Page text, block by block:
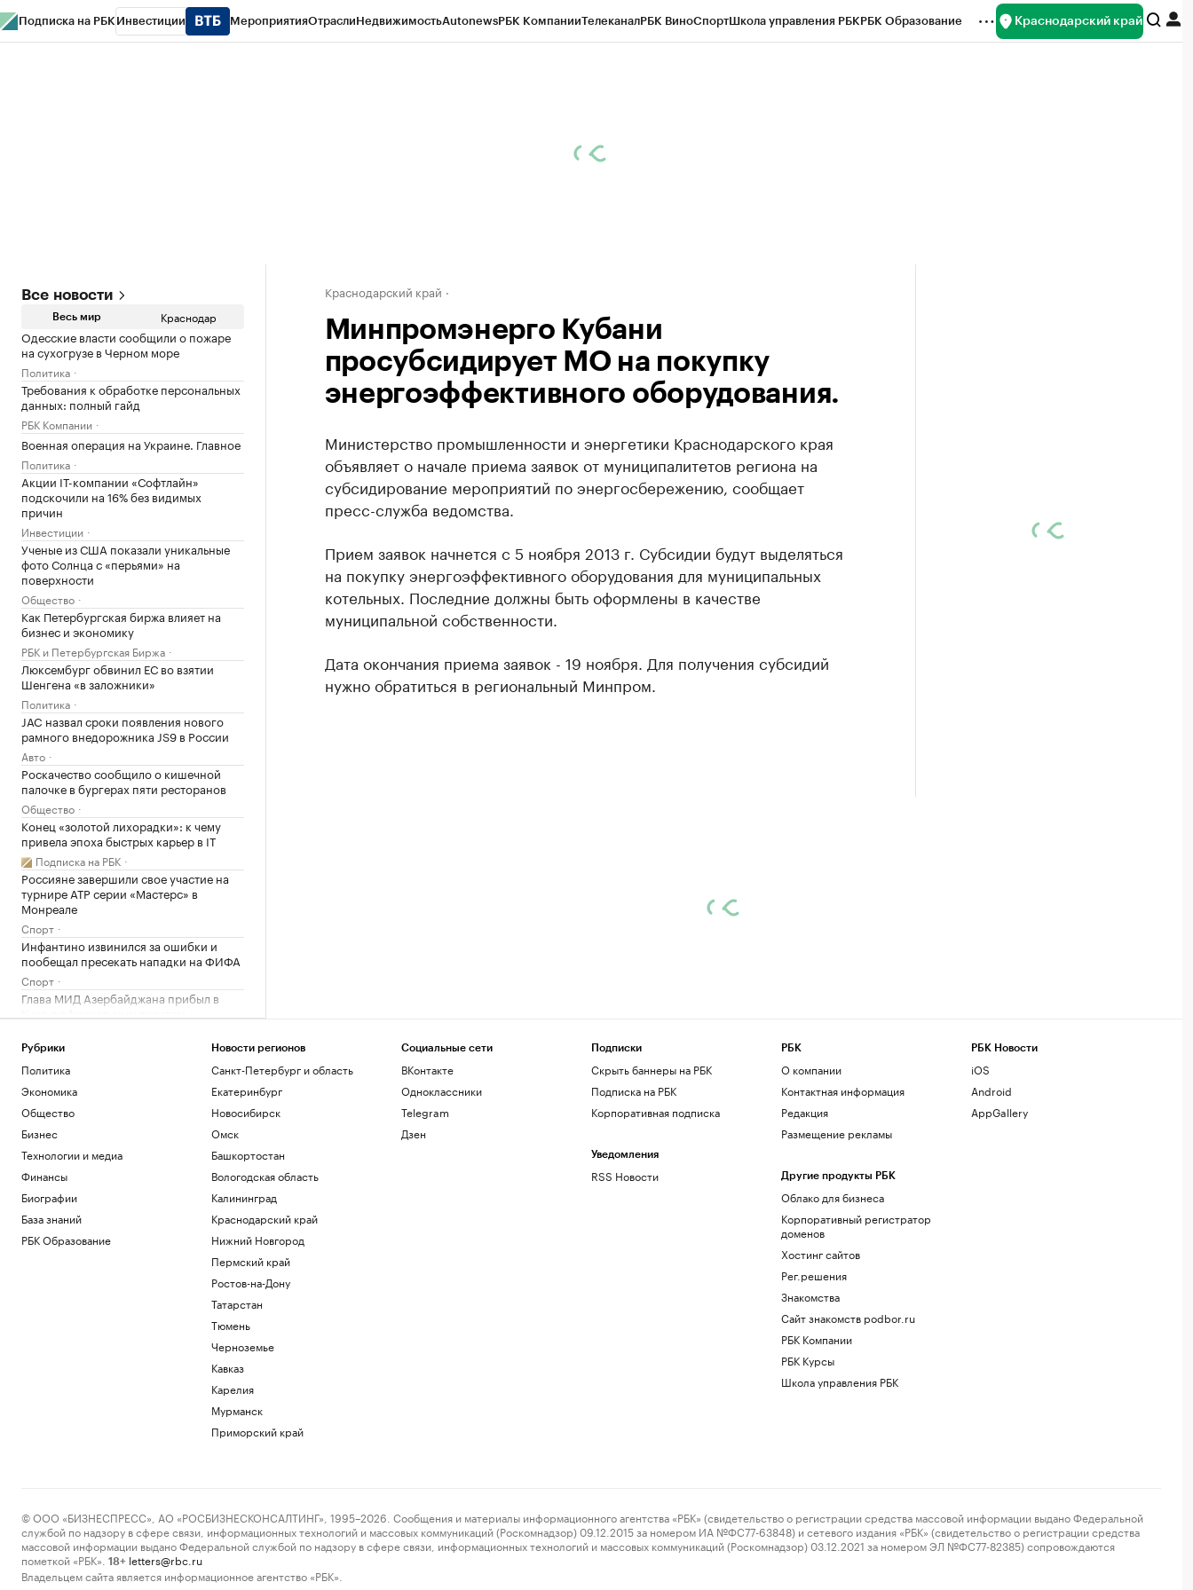
Подписка на РБК Инвестиции МероприятияОтраслиНедвижимостьAutonewsРБК КомпанииТелеканалРБК ВиноСпортШкола управления РБКРБК Образование Краснодарский край
Все новости
Весь мир Краснодар
Одесские власти сообщили о пожаре
на сухогрузе в Черном море
Политика
Требования к обработке персональных
данных: полный гайд
РБК Компании
Военная операция на Украине. Главное
Политика
Акции IT-компании «Софтлайн»
подскочили на 16% без видимых
причин
Инвестиции
Ученые из США показали уникальные
фото Солнца с «перьями» на
поверхности
Общество
Как Петербургская биржа влияет на
бизнес и экономику
РБК и Петербургская Биржа
Люксембург обвинил ЕС во взятии
Шенгена «в заложники»
Политика
JAC назвал сроки появления нового
рамного внедорожника JS9 в России
Авто
Роскачество сообщило о кишечной
палочке в бургерах пяти ресторанов
Общество
Конец «золотой лихорадки»: к чему
привела эпоха быстрых карьер в IT
Подписка на РБК
Россияне завершили свое участие на
турнире ATP серии «Мастерс» в
Монреале
Спорт
Инфантино извинился за ошибки и
пообещал пресекать нападки на ФИФА
Спорт
Глава МИД Азербайджана прибыл в
Politico сообщило об отключениях в ЕС
биометрии на границе из-за очередей
Общество
лоукостеров сообщил о кризисе
отрасли
Бизнес
Почему электромобили дешевеют
быстрее машин с ДВС
Подписка на РБК
Подведены итоги конкурса
«Перспективная концепция
маневрового локомотива»
В Приморье задержали подростков,
Акции «Русагро» обвалились почти на
Краснодарский край
Минпромэнерго Кубани
просубсидирует МО на покупку
энергоэффективного оборудования.
Министерство промышленности и энергетики Краснодарского края
объявляет о начале приема заявок от муниципалитетов региона на
субсидирование мероприятий по энергосбережению, сообщает
пресс-служба ведомства.
Прием заявок начнется с 5 ноября 2013 г. Субсидии будут выделяться
на покупку энергоэффективного оборудования для муниципальных
котельных. Последние должны быть оформлены в качестве
муниципальной собственности.
Дата окончания приема заявок - 19 ноября. Для получения субсидий
нужно обратиться в региональный Минпром.
Рубрики
Политика
Экономика
Общество
Бизнес
Технологии и медиа
Финансы
Биографии
База знаний
РБК Образование
Новости регионов
Санкт-Петербург и область
Екатеринбург
Новосибирск
Омск
Башкортостан
Вологодская область
Калининград
Краснодарский край
Нижний Новгород
Пермский край
Ростов-на-Дону
Татарстан
Тюмень
Черноземье
Кавказ
Карелия
Мурманск
Приморский край
Социальные сети
ВКонтакте
Одноклассники
Telegram
Дзен
Подписки
Скрыть баннеры на РБК
Подписка на РБК
Корпоративная подписка
Уведомления
RSS Новости
РБК
О компании
Контактная информация
Редакция
Размещение рекламы
Другие продукты РБК
Облако для бизнеса
Корпоративный регистратор
доменов
Хостинг сайтов
Рег.решения
Знакомства
Сайт знакомств podbor.ru
РБК Компании
РБК Курсы
Школа управления РБК
РБК Новости
iOS
Android
AppGallery
© ООО «БИЗНЕСПРЕСС», АО «РОСБИЗНЕСКОНСАЛТИНГ», 1995–2026. Сообщения и материалы информационного агентства «РБК» (свидетельство о регистрации средства массовой информации выдано Федеральной
службой по надзору в сфере связи, информационных технологий и массовых коммуникаций (Роскомнадзор) 09.12.2015 за номером ИА №ФС77-63848) и сетевого издания «РБК» (свидетельство о регистрации средства
массовой информации выдано Федеральной службой по надзору в сфере связи, информационных технологий и массовых коммуникаций (Роскомнадзор) 03.12.2021 за номером ЭЛ №ФС77-82385) сопровождаются
пометкой «РБК».
18+ letters@rbc.ru
Владельцем сайта является информационное агентство «РБК».